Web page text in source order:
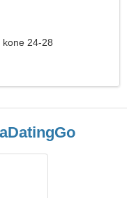
24-28